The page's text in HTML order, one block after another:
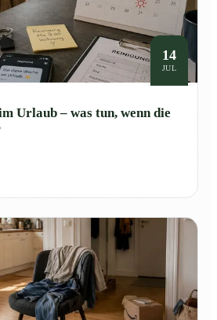
14
JUL
Urlaub – was tun, wenn die